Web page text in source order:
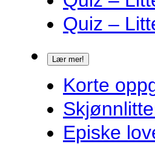
Quiz –
Lær mer!
Korte
Episke